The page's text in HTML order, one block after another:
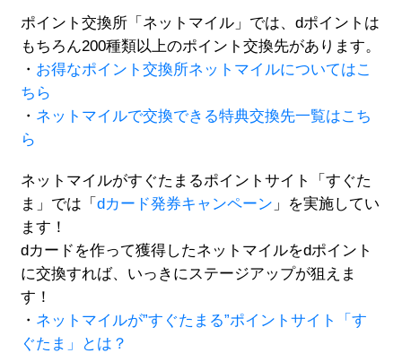
ポイント交換所「ネットマイル」では、dポイントは
もちろん200種類以上のポイント交換先があります。
・ お得なポイント交換所ネットマイルについてはこ
ちら
・ ネットマイルで交換できる特典交換先一覧はこち
ら
ネットマイルがすぐたまるポイントサイト「すぐた
ま」では「 dカード発券キャンペーン 」を実施してい
ます！
dカードを作って獲得したネットマイルをdポイント
に交換すれば、いっきにステージアップが狙えま
す！
・ ネットマイルが”すぐたまる”ポイントサイト「す
ぐたま」とは？